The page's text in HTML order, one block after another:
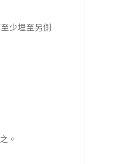
少埋至另側
。